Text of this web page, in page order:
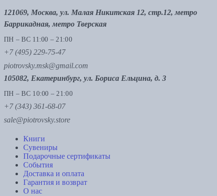
121069, Москва, ул. Малая Никитская 12, стр.12, метро
Баррикадная, метро Тверская
ПН – ВС 11:00 – 21:00
+7 (495) 229-75-47
piotrovsky.msk@gmail.com
105082, Екатеринбург, ул. Бориса Ельцина, д. 3
ПН – ВС 10:00 – 21:00
+7 (343) 361-68-07
sale@piotrovsky.store
Книги
Сувениры
Подарочные сертификаты
События
Доставка и оплата
Гарантия и возврат
О нас